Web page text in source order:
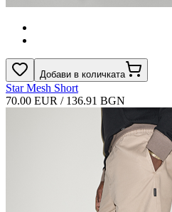
Добави в количката
Star Mesh Short
70.00 EUR / 136.91 BGN